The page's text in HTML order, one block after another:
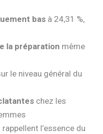
bas à 24,31 %,
la préparation même
le niveau général du
chez les
rappellent l’essence du